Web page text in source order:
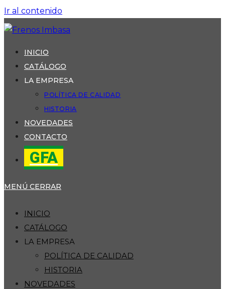
Ir al contenido
INICIO
CATÁLOGO
LA EMPRESA
POLÍTICA DE CALIDAD
HISTORIA
NOVEDADES
CONTACTO
GFA
MENÚ CERRAR
INICIO
CATÁLOGO
LA EMPRESA
POLÍTICA DE CALIDAD
HISTORIA
NOVEDADES